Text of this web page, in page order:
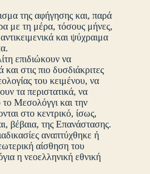
της αφήγησης και, παρά
με τη μέρα, τόσους μήνες,
και ψύχραιμα
επιδιώκουν να
στις πιο δυσδιάκριτες
του κειμένου, να
τα περιστατικά, να
το Μεσολόγγι και την
στο κεντρικό, ίσως,
βέβαια, της Επανάστασης.
αναπτύχθηκε ή
αίσθηση του
η νεοελληνική εθνική